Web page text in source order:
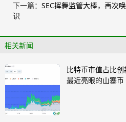
下一篇： SEC挥舞监管大棒，再次
识
相关新闻
比特币市值占比
最近亮眼的山寨币